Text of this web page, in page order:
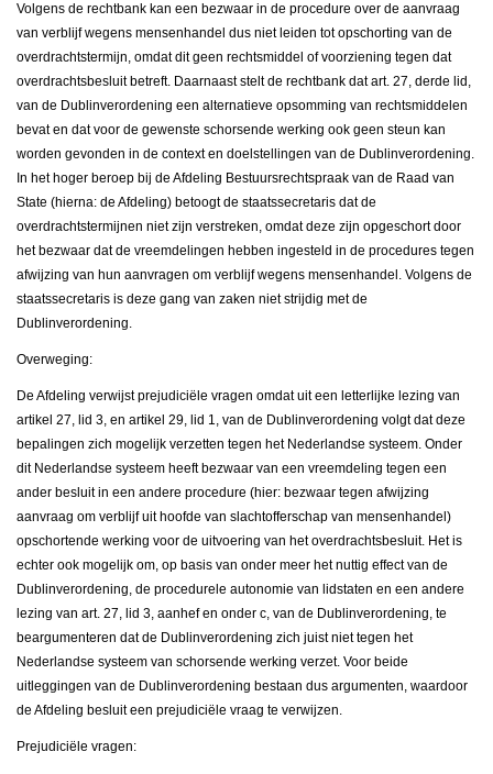
Volgens de rechtbank kan een bezwaar in de procedure over de aanvraag
van verblijf wegens mensenhandel dus niet leiden tot opschorting van de
overdrachtstermijn, omdat dit geen rechtsmiddel of voorziening tegen dat
overdrachtsbesluit betreft. Daarnaast stelt de rechtbank dat art. 27, derde lid,
van de Dublinverordening een alternatieve opsomming van rechtsmiddelen
bevat en dat voor de gewenste schorsende werking ook geen steun kan
worden gevonden in de context en doelstellingen van de Dublinverordening.
In het hoger beroep bij de Afdeling Bestuursrechtspraak van de Raad van
State (hierna: de Afdeling) betoogt de staatssecretaris dat de
overdrachtstermijnen niet zijn verstreken, omdat deze zijn opgeschort door
het bezwaar dat de vreemdelingen hebben ingesteld in de procedures tegen
afwijzing van hun aanvragen om verblijf wegens mensenhandel. Volgens de
staatssecretaris is deze gang van zaken niet strijdig met de
Dublinverordening.
Overweging:
De Afdeling verwijst prejudiciële vragen omdat uit een letterlijke lezing van
artikel 27, lid 3, en artikel 29, lid 1, van de Dublinverordening volgt dat deze
bepalingen zich mogelijk verzetten tegen het Nederlandse systeem. Onder
dit Nederlandse systeem heeft bezwaar van een vreemdeling tegen een
ander besluit in een andere procedure (hier: bezwaar tegen afwijzing
aanvraag om verblijf uit hoofde van slachtofferschap van mensenhandel)
opschortende werking voor de uitvoering van het overdrachtsbesluit. Het is
echter ook mogelijk om, op basis van onder meer het nuttig effect van de
Dublinverordening, de procedurele autonomie van lidstaten en een andere
lezing van art. 27, lid 3, aanhef en onder c, van de Dublinverordening, te
beargumenteren dat de Dublinverordening zich juist niet tegen het
Nederlandse systeem van schorsende werking verzet. Voor beide
uitleggingen van de Dublinverordening bestaan dus argumenten, waardoor
de Afdeling besluit een prejudiciële vraag te verwijzen.
Prejudiciële vragen: